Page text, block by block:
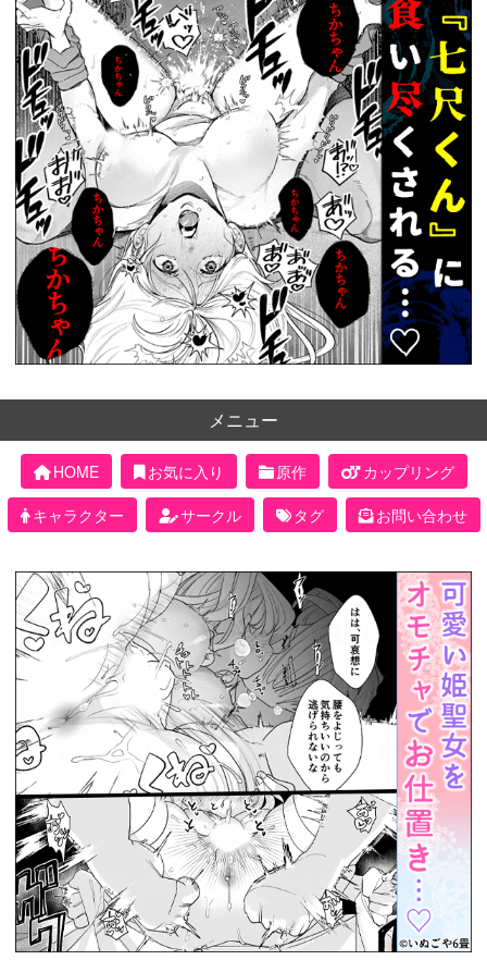
メニュー
HOME お気に入り 原作
カップリング
キャラクター
サークル タグ お問い合わせ